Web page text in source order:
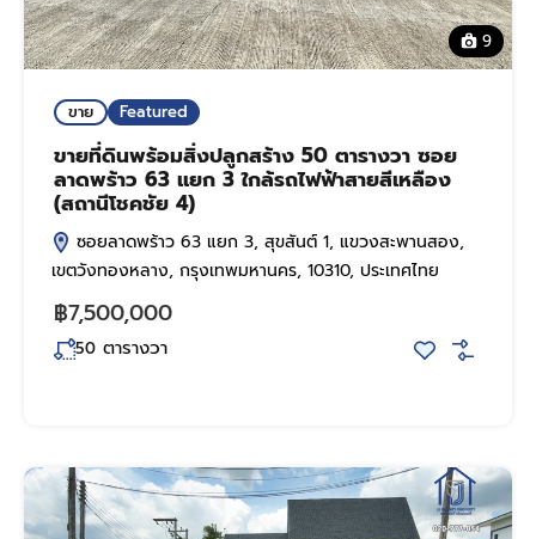
9
ขาย Featured
ขายที่ดินพร้อมสิ่งปลูกสร้าง 50 ตารางวา ซอย
ลาดพร้าว 63 แยก 3 ใกล้รถไฟฟ้าสายสีเหลือง
(สถานีโชคชัย 4)
ซอยลาดพร้าว 63 แยก 3, สุขสันต์ 1, แขวงสะพานสอง,
เขตวังทองหลาง, กรุงเทพมหานคร, 10310, ประเทศไทย
฿7,500,000
50 ตารางวา